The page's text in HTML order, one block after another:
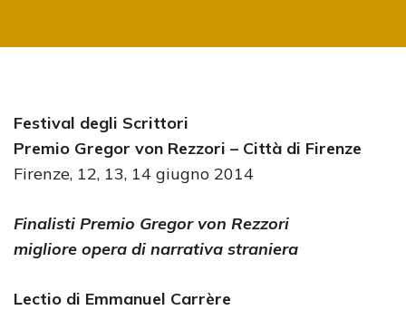
Festival degli Scrittori
Premio Gregor von Rezzori – Città di Firenze
Firenze, 12, 13, 14 giugno 2014
Finalisti Premio Gregor von Rezzori
migliore opera di narrativa straniera
Lectio di Emmanuel Carrère